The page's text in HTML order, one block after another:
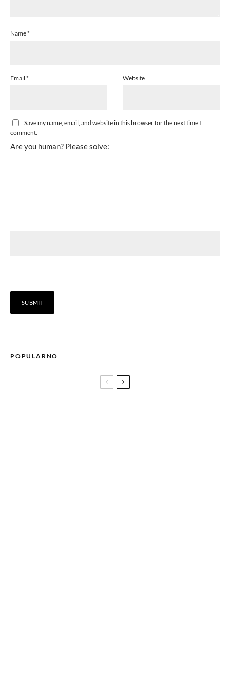
Name*
Email * Website
Save my name, email, and website in this browser for the next time I
comment.
Are you human? Please solve:
POPULARNO